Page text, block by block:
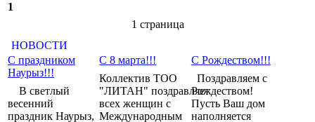
1
1 cтраница
НОВОСТИ
С праздником
Наурыз!!!
В светлый
весенний
праздник Наурыз,
С 8 марта!!!
Коллектив ТОО
"ЛИТАН" поздравляет
всех женщин с
Международным
С Рождеством!!!
Поздравляем с
Рождеством!
Пусть Ваш дом
наполняется